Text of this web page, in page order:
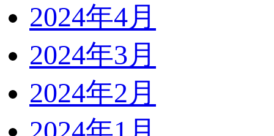
2024年4月
2024年3月
2024年2月